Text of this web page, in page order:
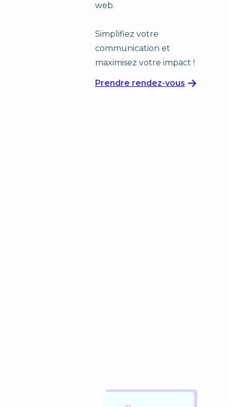
web.
Simplifiez votre
communication et
maximisez votre impact !
Prendre rendez-vous